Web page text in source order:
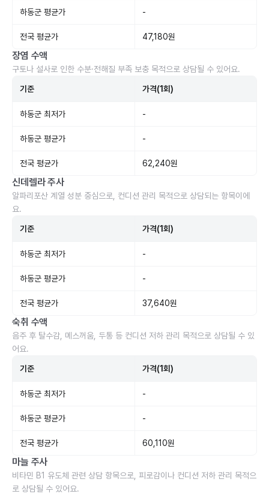
하동군 평균가 -
전국 평균가 47,180원
장염 수액
구토나 설사로 인한 수분·전해질 부족 보충 목적으로 상담될 수 있어요.
기준 가격(1회)
하동군 최저가 -
하동군 평균가 -
전국 평균가 62,240원
신데렐라 주사
알파리포산 계열 성분 중심으로, 컨디션 관리 목적으로 상담되는 항목이에
요.
기준 가격(1회)
하동군 최저가 -
하동군 평균가 -
전국 평균가 37,640원
숙취 수액
음주 후 탈수감, 메스꺼움, 두통 등 컨디션 저하 관리 목적으로 상담될 수 있
어요.
기준 가격(1회)
하동군 최저가 -
하동군 평균가 -
전국 평균가 60,110원
마늘 주사
비타민 B1 유도체 관련 상담 항목으로, 피로감이나 컨디션 저하 관리 목적으
로 상담될 수 있어요.